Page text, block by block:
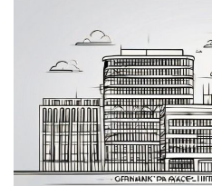
СВОЙСТВА МЕТАЛЛОВ
СТАТЬИ